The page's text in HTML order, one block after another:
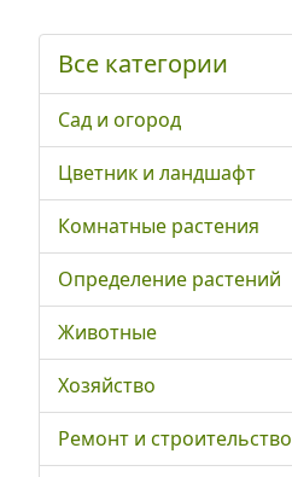
Все категории
Сад и огород
Цветник и ландшафт
Комнатные растения
Определение растений
Животные
Хозяйство
Ремонт и строительство